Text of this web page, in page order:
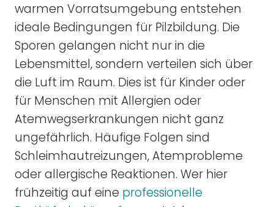
warmen Vorratsumgebung entstehen
ideale Bedingungen für Pilzbildung. Die
Sporen gelangen nicht nur in die
Lebensmittel, sondern verteilen sich über
die Luft im Raum. Dies ist für Kinder oder
für Menschen mit Allergien oder
Atemwegserkrankungen nicht ganz
ungefährlich. Häufige Folgen sind
Schleimhautreizungen, Atemprobleme
oder allergische Reaktionen. Wer hier
frühzeitig auf eine professionelle